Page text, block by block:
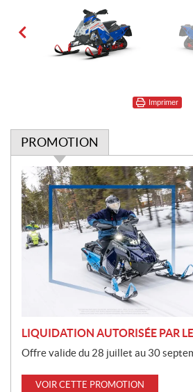
Imprimer
PROMOTION
P
r
o
m
o
t
LIQUIDATION AUTORISÉE PAR
Offre valide du 28 juillet au 30
VOIR CETTE PROMOTION